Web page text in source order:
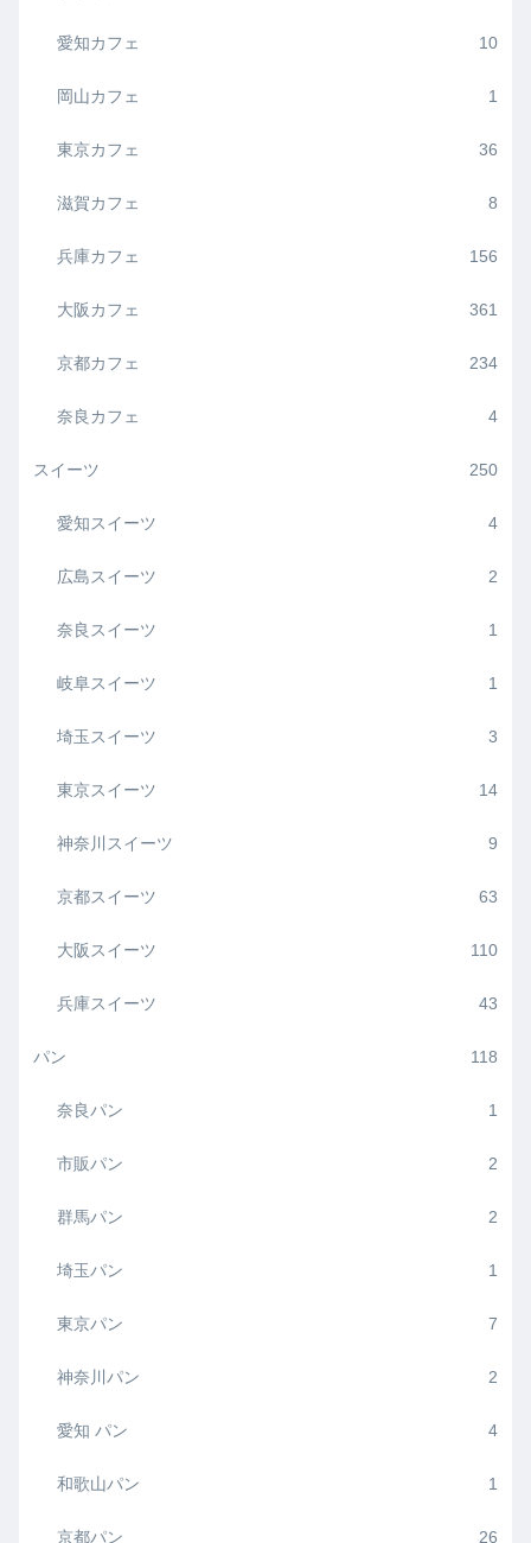
愛知カフェ 10
岡山カフェ 1
東京カフェ 36
滋賀カフェ 8
兵庫カフェ 156
大阪カフェ 361
京都カフェ 234
奈良カフェ 4
スイーツ 250
愛知スイーツ 4
広島スイーツ 2
奈良スイーツ 1
岐阜スイーツ 1
埼玉スイーツ 3
東京スイーツ 14
神奈川スイーツ 9
京都スイーツ 63
大阪スイーツ 110
兵庫スイーツ 43
パン 118
奈良パン 1
市販パン 2
群馬パン 2
埼玉パン 1
東京パン 7
神奈川パン 2
愛知 パン 4
和歌山パン 1
京都パン 26